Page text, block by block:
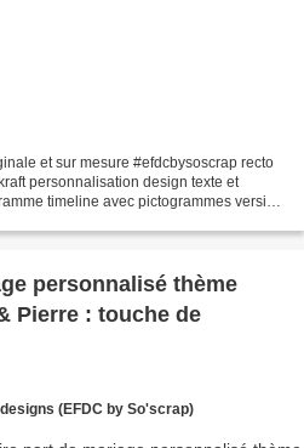
et sur mesure #efdcbysoscrap recto
personnalisation design texte et
timeline avec pictogrammes version
personnalisé thème
Pierre : touche de
(EFDC by So'scrap)